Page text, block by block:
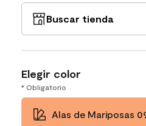
Buscar tienda
Elegir color
* Obligatorio
Alas de Mariposas